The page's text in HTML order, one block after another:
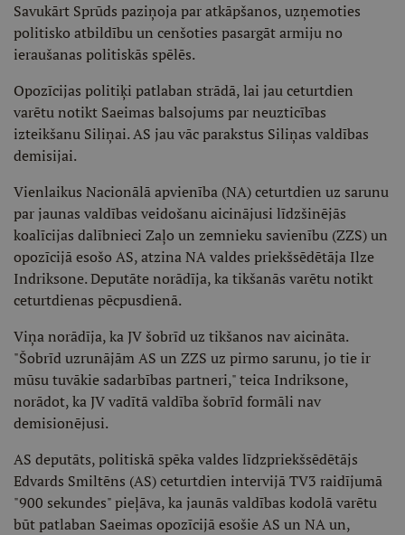
Savukārt Sprūds paziņoja par atkāpšanos, uzņemoties
politisko atbildību un cenšoties pasargāt armiju no
ieraušanas politiskās spēlēs.
Opozīcijas politiķi patlaban strādā, lai jau ceturtdien
varētu notikt Saeimas balsojums par neuzticības
izteikšanu Siliņai. AS jau vāc parakstus Siliņas valdības
demisijai.
Vienlaikus Nacionālā apvienība (NA) ceturtdien uz sarunu
par jaunas valdības veidošanu aicinājusi līdzšinējās
koalīcijas dalībnieci Zaļo un zemnieku savienību (ZZS) un
opozīcijā esošo AS, atzina NA valdes priekšsēdētāja Ilze
Indriksone. Deputāte norādīja, ka tikšanās varētu notikt
ceturtdienas pēcpusdienā.
Viņa norādīja, ka JV šobrīd uz tikšanos nav aicināta.
"Šobrīd uzrunājām AS un ZZS uz pirmo sarunu, jo tie ir
mūsu tuvākie sadarbības partneri," teica Indriksone,
norādot, ka JV vadītā valdība šobrīd formāli nav
demisionējusi.
AS deputāts, politiskā spēka valdes līdzpriekšsēdētājs
Edvards Smiltēns (AS) ceturtdien intervijā TV3 raidījumā
"900 sekundes" pieļāva, ka jaunās valdības kodolā varētu
būt patlaban Saeimas opozīcijā esošie AS un NA un,